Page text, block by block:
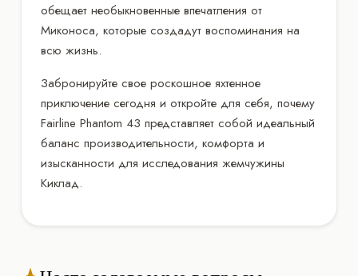
обещает необыкновенные впечатления от
Миконоса, которые создадут воспоминания на
всю жизнь.
Забронируйте свое роскошное яхтенное
приключение сегодня и откройте для себя, почему
Fairline Phantom 43 представляет собой идеальный
баланс производительности, комфорта и
изысканности для исследования жемчужины
Киклад.